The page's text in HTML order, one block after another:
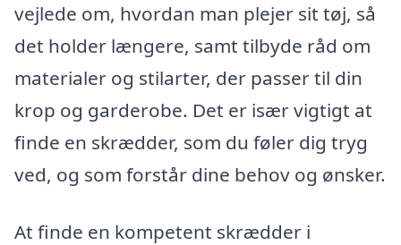
vejlede om, hvordan man plejer sit tøj, så
det holder længere, samt tilbyde råd om
materialer og stilarter, der passer til din
krop og garderobe. Det er især vigtigt at
finde en skrædder, som du føler dig tryg
ved, og som forstår dine behov og ønsker.
At finde en kompetent skrædder i